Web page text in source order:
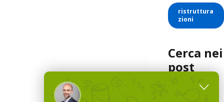
ristruttura
zioni
Cerca nei
post